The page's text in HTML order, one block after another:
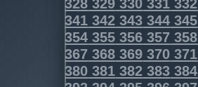
341 342 343 344 345
354 355 356 357 358
367 368 369 370 371
380 381 382 383 384